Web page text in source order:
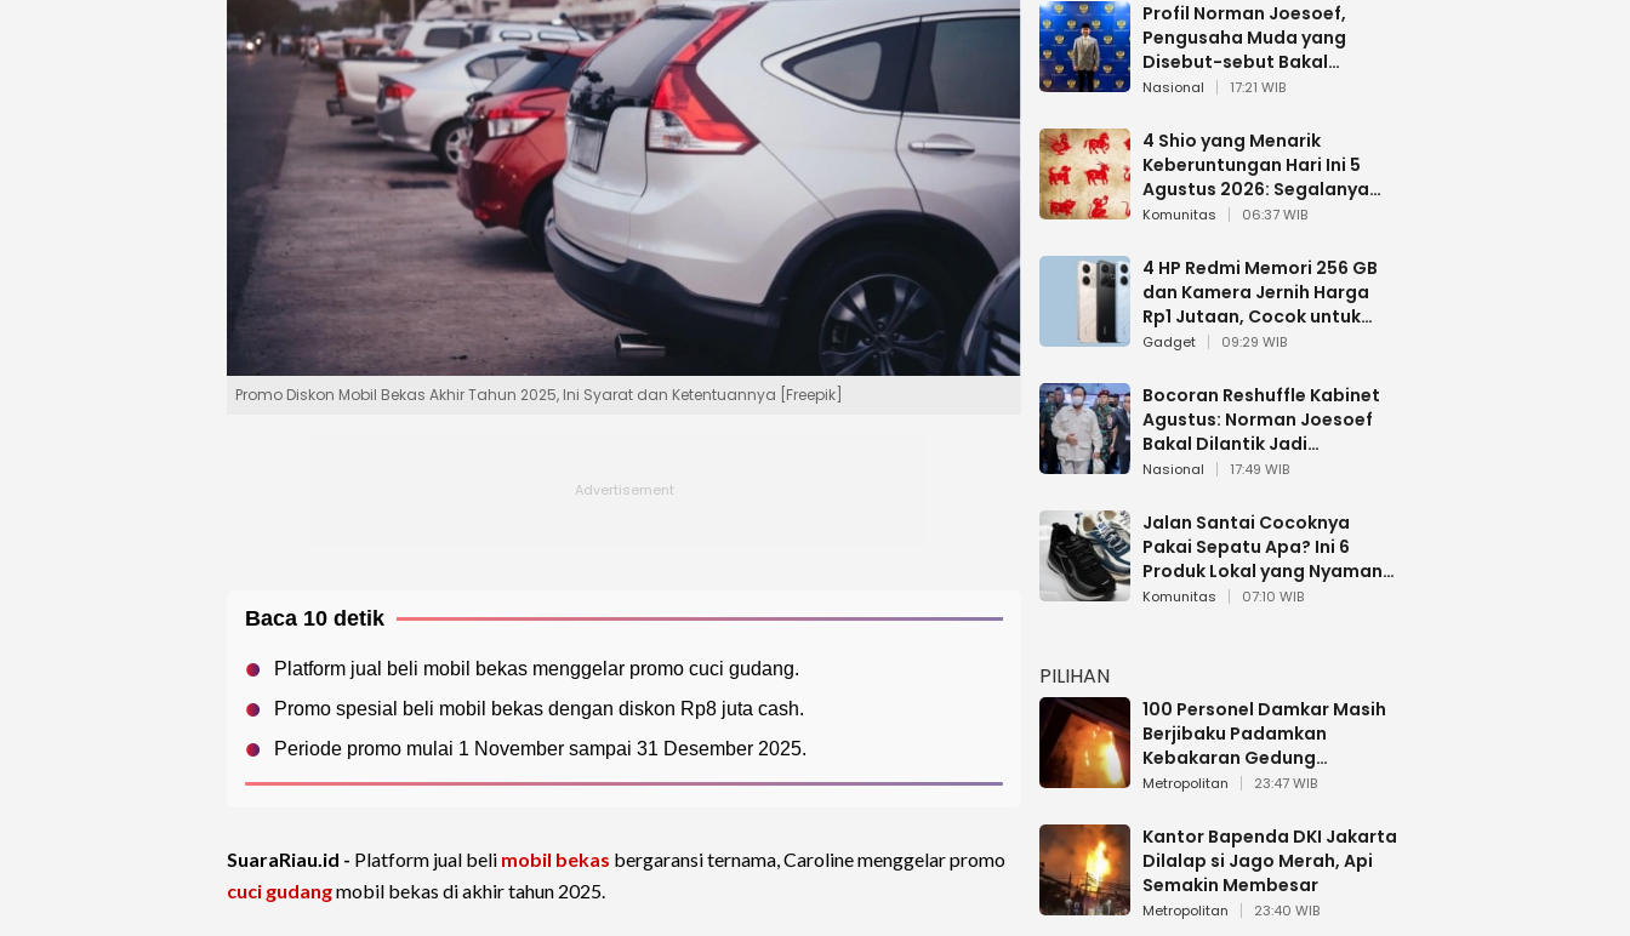
Promo Diskon Mobil Bekas Akhir Tahun 2025, Ini Syarat dan Ketentuannya [Freepik]
Baca 10 detik
Platform jual beli mobil bekas menggelar promo cuci gudang.
Promo spesial beli mobil bekas dengan diskon Rp8 juta cash.
Periode promo mulai 1 November sampai 31 Desember 2025.
SuaraRiau.id - Platform jual beli mobil bekas bergaransi ternama, Caroline menggelar promo
cuci gudangmobil bekas di akhir tahun 2025.
Profil Norman Joesoef,
Pengusaha Muda yang
Disebut-sebut Bakal
Dilantik Jadi Wamenhan RI
Nasional 17:21 WIB
4 Shio yang Menarik
Keberuntungan Hari Ini 5
Agustus 2026: Segalanya
Berjalan Lancar
Komunitas 06:37 WIB
4 HP Redmi Memori 256 GB
dan Kamera Jernih Harga
Rp1 Jutaan, Cocok untuk
Multitasking
Gadget 09:29 WIB
Bocoran Reshuffle Kabinet
Agustus: Norman Joesoef
Bakal Dilantik Jadi
Wamenhan RI
Nasional 17:49 WIB
Jalan Santai Cocoknya
Pakai Sepatu Apa? Ini 6
Produk Lokal yang Nyaman
Buat 17 Agustusan
Komunitas 07:10 WIB
PILIHAN
100 Personel Damkar Masih
Berjibaku Padamkan
Kebakaran Gedung
Bapenda DKI
Metropolitan 23:47 WIB
Kantor Bapenda DKI Jakarta
Dilalap si Jago Merah, Api
Semakin Membesar
Metropolitan 23:40 WIB